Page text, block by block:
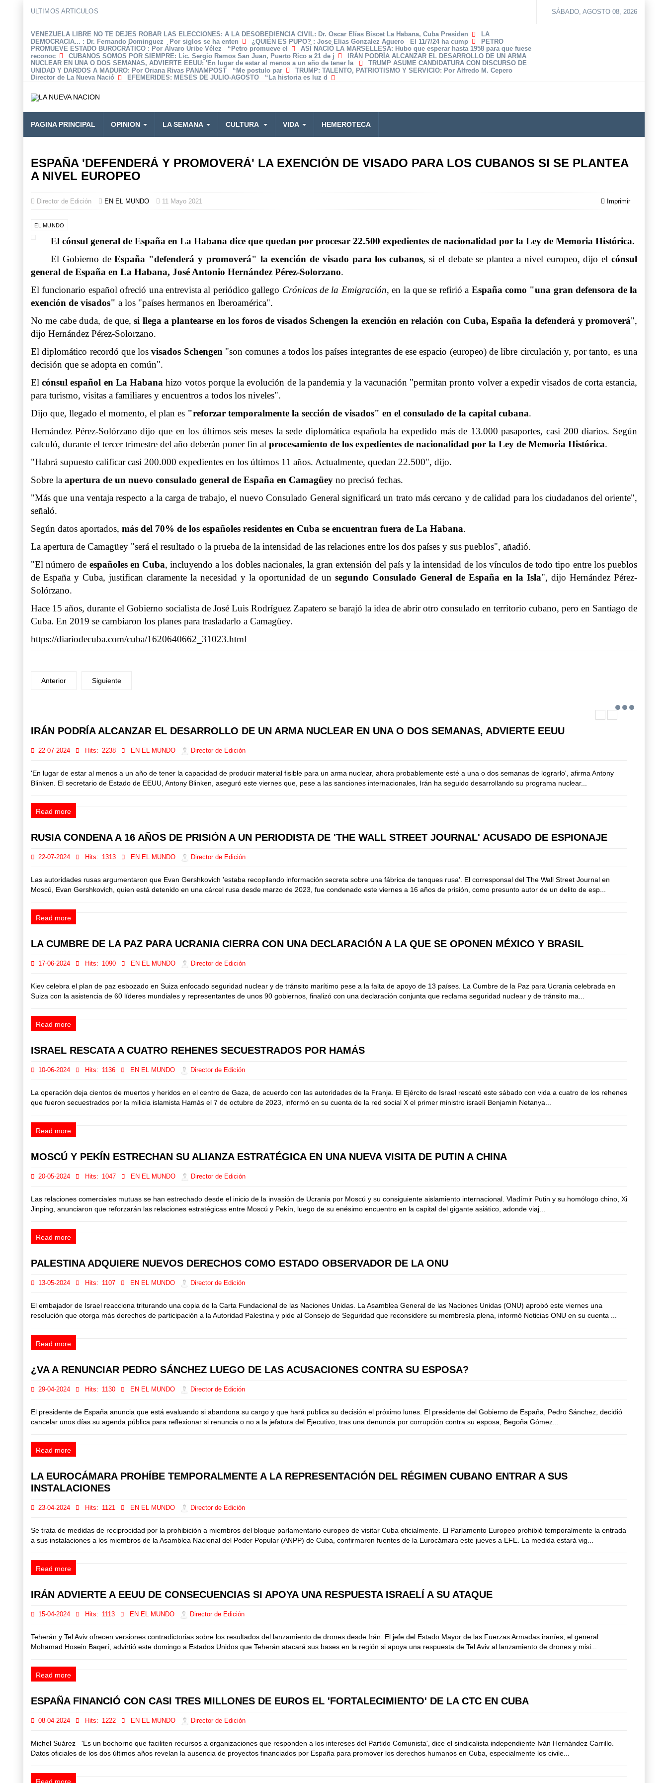
ULTIMOS ARTICULOS
VENEZUELA LIBRE NO TE DEJES ROBAR LAS ELECCIONES: A LA DESOBEDIENCIA CIVIL: Dr. Oscar Elías Biscet La Habana, Cuba Presiden
LA
DEMOCRACIA... : Dr. Fernando Dominguez Por siglos se ha enten ¿QUIÉN ES PUPO? : Jose Elias Gonzalez Aguero El 11/7/24 ha cump
PETRO
PROMUEVE ESTADO BUROCRÁTICO : Por Álvaro Uribe Vélez “Petro promueve el ASÍ NACIÓ LA MARSELLESA: Hubo que esperar hasta 1958 para que fuese
reconoc
CUBANOS SOMOS POR SIEMPRE: Lic. Sergio Ramos San Juan, Puerto Rico a 21 de j
IRÁN PODRÍA ALCANZAR EL DESARROLLO DE UN ARMA
NUCLEAR EN UNA O DOS SEMANAS, ADVIERTE EEUU: 'En lugar de estar al menos a un año de tener la
TRUMP ASUME CANDIDATURA CON DISCURSO DE
UNIDAD Y DARDOS A MADURO: Por Oriana Rivas PANAMPOST “Me postulo par TRUMP: TALENTO, PATRIOTISMO Y SERVICIO: Por Alfredo M. Cepero
Director de La Nueva Nació
EFEMERIDES: MESES DE JULIO-AGOSTO “La historia es luz d
SÁBADO, AGOSTO 08, 2026
PAGINA PRINCIPAL OPINION LA SEMANA CULTURA VIDA HEMEROTECA
ESPAÑA 'DEFENDERÁ Y PROMOVERÁ' LA EXENCIÓN DE VISADO PARA LOS CUBANOS SI SE PLANTEA
A NIVEL EUROPEO
Imprimir
Director de Edición EN EL MUNDO 11 Mayo 2021
EL MUNDO
El cónsul general de España en La Habana dice que quedan por procesar 22.500 expedientes de nacionalidad por la Ley de Memoria Histórica.
El Gobierno deEspaña "defenderá y promoverá" la exención de visado para los cubanos, si el debate se plantea a nivel europeo, dijo elcónsul
general de España en La Habana, José Antonio Hernández Pérez-Solorzano.
El funcionario español ofreció una entrevista al periódico gallego Crónicas de la Emigración, en la que se refirió a España como "una gran defensora de la
exención de visados" a los "países hermanos en Iberoamérica".
No me cabe duda, de que,si llega a plantearse en los foros de visados Schengen la exención en relación con Cuba, España la defenderá y promoverá",
dijo Hernández Pérez-Solorzano.
El diplomático recordó que losvisados Schengen "son comunes a todos los países integrantes de ese espacio (europeo) de libre circulación y, por tanto, es una
decisión que se adopta en común".
Elcónsul español en La Habana hizo votos porque la evolución de la pandemia y la vacunación "permitan pronto volver a expedir visados de corta estancia,
para turismo, visitas a familiares y encuentros a todos los niveles".
Dijo que, llegado el momento, el plan es "reforzar temporalmente la sección de visados" en el consulado de la capital cubana.
Hernández Pérez-Solórzano dijo que en los últimos seis meses la sede diplomática española ha expedido más de 13.000 pasaportes, casi 200 diarios. Según
calculó, durante el tercer trimestre del año deberán poner fin al procesamiento de los expedientes de nacionalidad por la Ley de Memoria Histórica.
"Habrá supuesto calificar casi 200.000 expedientes en los últimos 11 años. Actualmente, quedan 22.500", dijo.
Sobre la apertura de un nuevo consulado general de España en Camagüey no precisó fechas.
"Más que una ventaja respecto a la carga de trabajo, el nuevo Consulado General significará un trato más cercano y de calidad para los ciudadanos del oriente",
señaló.
Según datos aportados, más del 70% de los españoles residentes en Cuba se encuentran fuera de La Habana.
La apertura de Camagüey "será el resultado o la prueba de la intensidad de las relaciones entre los dos países y sus pueblos", añadió.
"El número de españoles en Cuba, incluyendo a los dobles nacionales, la gran extensión del país y la intensidad de los vínculos de todo tipo entre los pueblos
de España y Cuba, justifican claramente la necesidad y la oportunidad de un segundo Consulado General de España en la Isla", dijo Hernández Pérez-
Solórzano.
Hace 15 años, durante el Gobierno socialista de José Luis Rodríguez Zapatero se barajó la idea de abrir otro consulado en territorio cubano, pero en Santiago de
Cuba. En 2019 se cambiaron los planes para trasladarlo a Camagüey.
https://diariodecuba.com/cuba/1620640662_31023.html
Anterior Siguiente
IRÁN PODRÍA ALCANZAR EL DESARROLLO DE UN ARMA NUCLEAR EN UNA O DOS SEMANAS, ADVIERTE EEUU
22-07-2024 Hits: 2238 EN EL MUNDO Director de Edición
'En lugar de estar al menos a un año de tener la capacidad de producir material fisible para un arma nuclear, ahora probablemente esté a una o dos semanas de lograrlo', afirma Antony
Blinken. El secretario de Estado de EEUU, Antony Blinken, aseguró este viernes que, pese a las sanciones internacionales, Irán ha seguido desarrollando su programa nuclear...
Read more
RUSIA CONDENA A 16 AÑOS DE PRISIÓN A UN PERIODISTA DE 'THE WALL STREET JOURNAL' ACUSADO DE ESPIONAJE
22-07-2024 Hits: 1313 EN EL MUNDO Director de Edición
Las autoridades rusas argumentaron que Evan Gershkovich 'estaba recopilando información secreta sobre una fábrica de tanques rusa'. El corresponsal del The Wall Street Journal en
Moscú, Evan Gershkovich, quien está detenido en una cárcel rusa desde marzo de 2023, fue condenado este viernes a 16 años de prisión, como presunto autor de un delito de esp...
Read more
LA CUMBRE DE LA PAZ PARA UCRANIA CIERRA CON UNA DECLARACIÓN A LA QUE SE OPONEN MÉXICO Y BRASIL
17-06-2024 Hits: 1090 EN EL MUNDO Director de Edición
Kiev celebra el plan de paz esbozado en Suiza enfocado seguridad nuclear y de tránsito marítimo pese a la falta de apoyo de 13 países. La Cumbre de la Paz para Ucrania celebrada en
Suiza con la asistencia de 60 líderes mundiales y representantes de unos 90 gobiernos, finalizó con una declaración conjunta que reclama seguridad nuclear y de tránsito ma...
Read more
ISRAEL RESCATA A CUATRO REHENES SECUESTRADOS POR HAMÁS
10-06-2024 Hits: 1136 EN EL MUNDO Director de Edición
La operación deja cientos de muertos y heridos en el centro de Gaza, de acuerdo con las autoridades de la Franja. El Ejército de Israel rescató este sábado con vida a cuatro de los rehenes
que fueron secuestrados por la milicia islamista Hamás el 7 de octubre de 2023, informó en su cuenta de la red social X el primer ministro israelí Benjamin Netanya...
Read more
MOSCÚ Y PEKÍN ESTRECHAN SU ALIANZA ESTRATÉGICA EN UNA NUEVA VISITA DE PUTIN A CHINA
20-05-2024 Hits: 1047 EN EL MUNDO Director de Edición
Las relaciones comerciales mutuas se han estrechado desde el inicio de la invasión de Ucrania por Moscú y su consiguiente aislamiento internacional. Vladímir Putin y su homólogo chino, Xi
Jinping, anunciaron que reforzarán las relaciones estratégicas entre Moscú y Pekín, luego de su enésimo encuentro en la capital del gigante asiático, adonde viaj...
Read more
PALESTINA ADQUIERE NUEVOS DERECHOS COMO ESTADO OBSERVADOR DE LA ONU
13-05-2024 Hits: 1107 EN EL MUNDO Director de Edición
El embajador de Israel reacciona triturando una copia de la Carta Fundacional de las Naciones Unidas. La Asamblea General de las Naciones Unidas (ONU) aprobó este viernes una
resolución que otorga más derechos de participación a la Autoridad Palestina y pide al Consejo de Seguridad que reconsidere su membresía plena, informó Noticias ONU en su cuenta ...
Read more
¿VA A RENUNCIAR PEDRO SÁNCHEZ LUEGO DE LAS ACUSACIONES CONTRA SU ESPOSA?
29-04-2024 Hits: 1130 EN EL MUNDO Director de Edición
El presidente de España anuncia que está evaluando si abandona su cargo y que hará publica su decisión el próximo lunes. El presidente del Gobierno de España, Pedro Sánchez, decidió
cancelar unos días su agenda pública para reflexionar si renuncia o no a la jefatura del Ejecutivo, tras una denuncia por corrupción contra su esposa, Begoña Gómez...
Read more
LA EUROCÁMARA PROHÍBE TEMPORALMENTE A LA REPRESENTACIÓN DEL RÉGIMEN CUBANO ENTRAR A SUS
INSTALACIONES
23-04-2024 Hits: 1121 EN EL MUNDO Director de Edición
Se trata de medidas de reciprocidad por la prohibición a miembros del bloque parlamentario europeo de visitar Cuba oficialmente. El Parlamento Europeo prohibió temporalmente la entrada
a sus instalaciones a los miembros de la Asamblea Nacional del Poder Popular (ANPP) de Cuba, confirmaron fuentes de la Eurocámara este jueves a EFE. La medida estará vig...
Read more
IRÁN ADVIERTE A EEUU DE CONSECUENCIAS SI APOYA UNA RESPUESTA ISRAELÍ A SU ATAQUE
15-04-2024 Hits: 1113 EN EL MUNDO Director de Edición
Teherán y Tel Aviv ofrecen versiones contradictorias sobre los resultados del lanzamiento de drones desde Irán. El jefe del Estado Mayor de las Fuerzas Armadas iraníes, el general
Mohamad Hosein Baqerí, advirtió este domingo a Estados Unidos que Teherán atacará sus bases en la región si apoya una respuesta de Tel Aviv al lanzamiento de drones y misi...
Read more
ESPAÑA FINANCIÓ CON CASI TRES MILLONES DE EUROS EL 'FORTALECIMIENTO' DE LA CTC EN CUBA
08-04-2024 Hits: 1222 EN EL MUNDO Director de Edición
Michel Suárez 'Es un bochorno que faciliten recursos a organizaciones que responden a los intereses del Partido Comunista', dice el sindicalista independiente Iván Hernández Carrillo.
Datos oficiales de los dos últimos años revelan la ausencia de proyectos financiados por España para promover los derechos humanos en Cuba, especialmente los civile...